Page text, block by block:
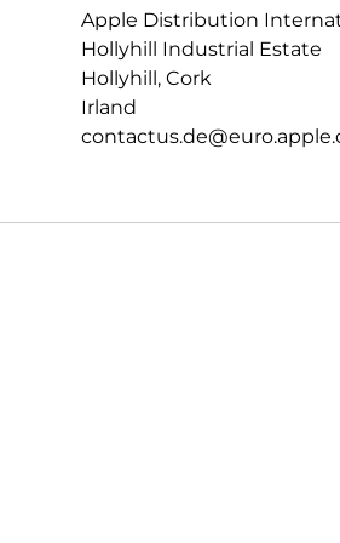
PRIVATSPHÄRE.
Datenschutz und Sicherheit
Apple Distribution
Hollyhill Industrial Estate
Hollyhill, Cork
Irland